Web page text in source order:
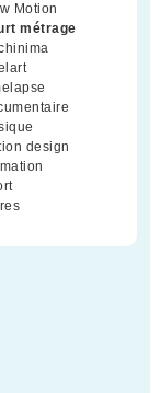
Motion
métrage
(10)
design
(2)